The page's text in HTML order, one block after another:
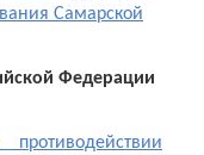
Самарской
Федерации